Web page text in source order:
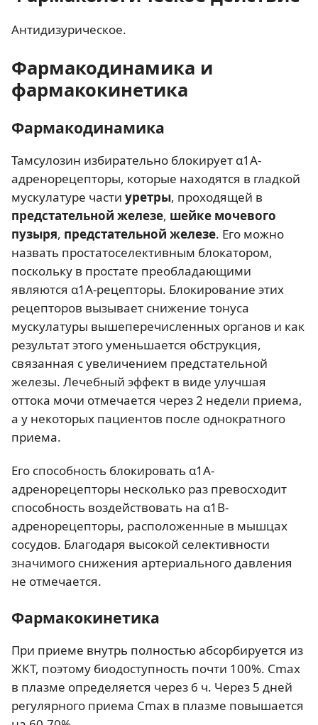
Антидизурическое.
Фармакодинамика и
фармакокинетика
Фармакодинамика
Тамсулозин избирательно блокирует α1A-
адренорецепторы, которые находятся в гладкой
мускулатуре части уретры, проходящей в
предстательной железе, шейке мочевого
пузыря, предстательной железе. Его можно
назвать простатоселективным блокатором,
поскольку в простате преобладающими
являются α1A-рецепторы. Блокирование этих
рецепторов вызывает снижение тонуса
мускулатуры вышеперечисленных органов и как
результат этого уменьшается обструкция,
связанная с увеличением предстательной
железы. Лечебный эффект в виде улучшая
оттока мочи отмечается через 2 недели приема,
а у некоторых пациентов после однократного
приема.
Его способность блокировать α1А-
адренорецепторы несколько раз превосходит
способность воздействовать на α1В-
адренорецепторы, расположенные в мышцах
сосудов. Благодаря высокой селективности
значимого снижения артериального давления
не отмечается.
Фармакокинетика
При приеме внутрь полностью абсорбируется из
ЖКТ, поэтому биодоступность почти 100%. Сmax
в плазме определяется через 6 ч. Через 5 дней
регулярного приема Сmах в плазме повышается